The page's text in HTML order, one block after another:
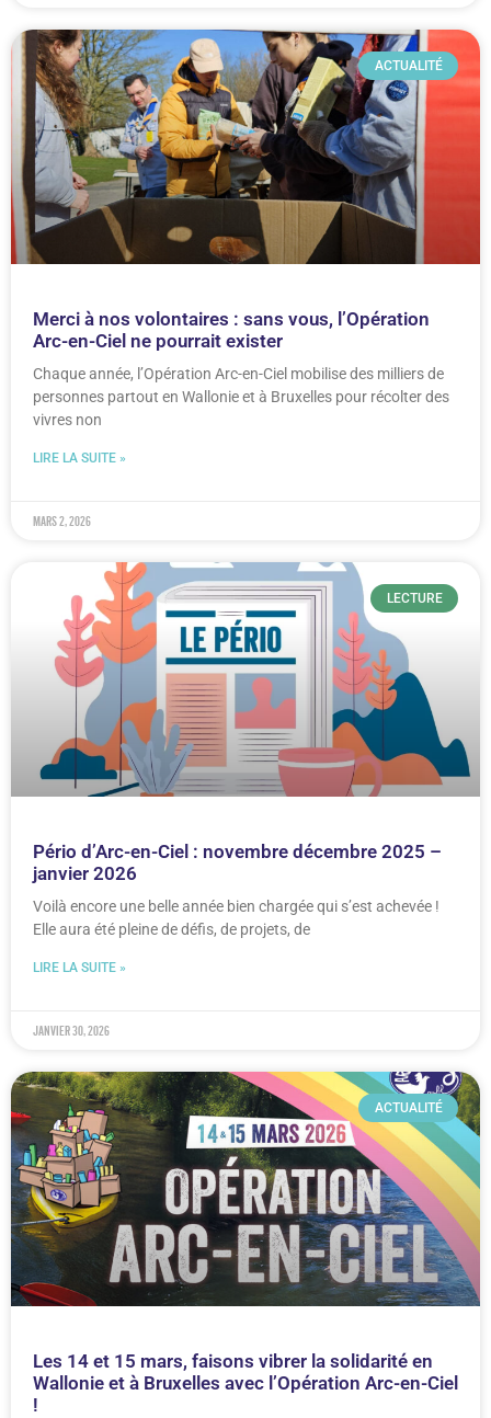
ACTUALITÉ
Merci à nos volontaires : sans vous, l’Opération
Arc-en-Ciel ne pourrait exister
Chaque année, l’Opération Arc-en-Ciel mobilise des milliers de
personnes partout en Wallonie et à Bruxelles pour récolter des
vivres non
LIRE LA SUITE »
mars 2, 2026
LECTURE
Pério d’Arc-en-Ciel : novembre décembre 2025 –
janvier 2026
Voilà encore une belle année bien chargée qui s’est achevée !
Elle aura été pleine de défis, de projets, de
LIRE LA SUITE »
janvier 30, 2026
ACTUALITÉ
Les 14 et 15 mars, faisons vibrer la solidarité en
Wallonie et à Bruxelles avec l’Opération Arc-en-Ciel
!